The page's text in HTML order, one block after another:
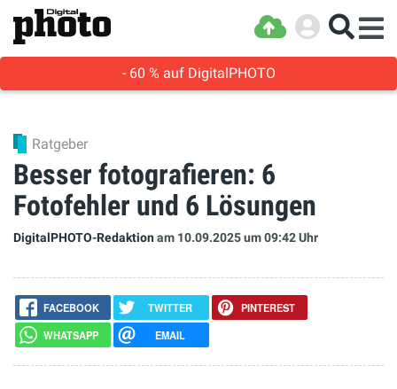
- 60 % auf DigitalPHOTO
Ratgeber
Besser fotografieren: 6
Fotofehler und 6 Lösungen
DigitalPHOTO-Redaktionam 10.09.2025um 09:42 Uhr
FACEBOOK TWITTER
PINTEREST
WHATSAPP
EMAIL